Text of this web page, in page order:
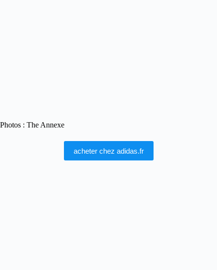
Photos : The Annexe
acheter chez adidas.fr